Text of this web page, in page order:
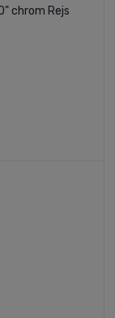
chrom Rejs